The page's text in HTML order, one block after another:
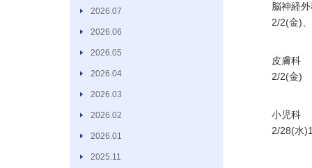
2026.07
2026.06
2026.05
2026.04
2026.03
2026.02
2026.01
2025.11
脳神経
2/2(金)
皮膚科
2/2(金)
小児科
2/28(水